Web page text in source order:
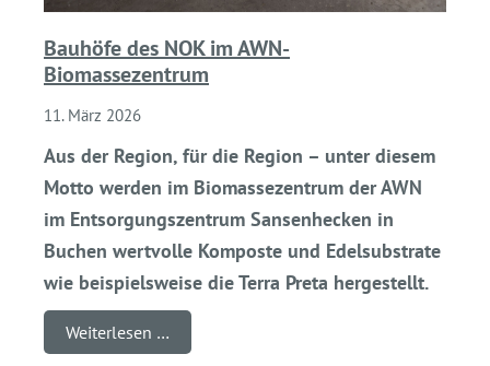
Bauhöfe des NOK im AWN-
Biomassezentrum
11. März 2026
Aus der Region, für die Region – unter diesem
Motto werden im Biomassezentrum der AWN
im Entsorgungszentrum Sansenhecken in
Buchen wertvolle Komposte und Edelsubstrate
wie beispielsweise die Terra Preta hergestellt.
Weiterlesen …